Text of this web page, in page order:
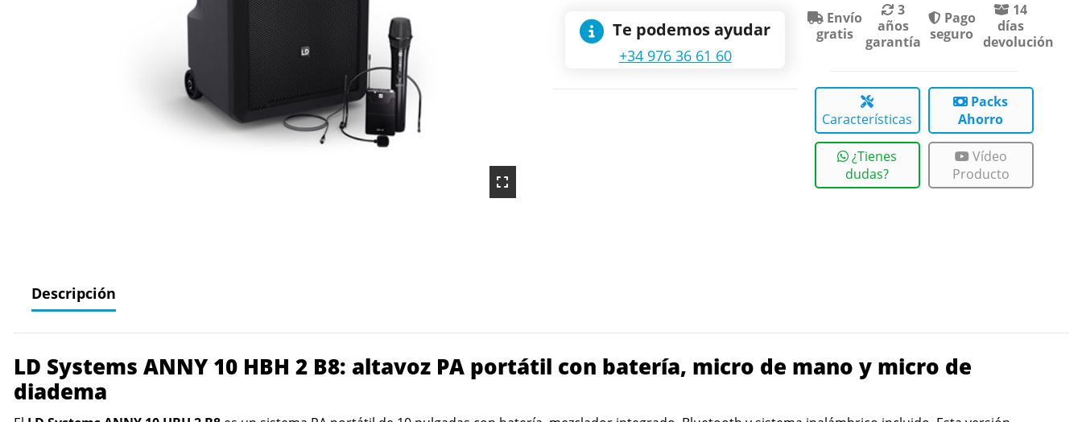
Te podemos ayudar
+34 976 36 61 60
Envío
gratis
3
años
garantía
Pago
seguro
14
días
devolución
Características
Packs
Ahorro
¿Tienes
dudas?
Vídeo
Producto
Descripción
LD Systems ANNY 10 HBH 2 B8: altavoz PA portátil con batería, micro de mano y micro de
diadema